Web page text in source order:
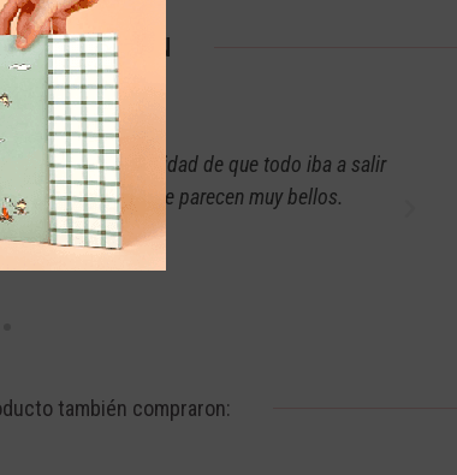
confianza y seguridad de que todo iba a salir
que manejan me parecen muy bellos.
también compraron: